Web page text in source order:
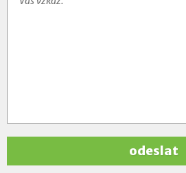
odeslat